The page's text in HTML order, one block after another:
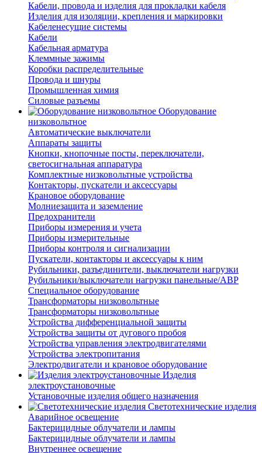
Кабели, провода и изделия для прокладки кабеля
Изделия для изоляции, крепления и маркировки
Кабеленесущие системы
Кабели
Кабельная арматура
Клеммные зажимы
Коробки распределительные
Провода и шнуры
Промышленная химия
Силовые разъемы
Оборудование
низковольтное
Автоматические выключатели
Аппараты защиты
Кнопки, кнопочные посты, переключатели,
светосигнальная аппаратура
Комплектные низковольтные устройства
Контакторы, пускатели и аксессуары
Крановое оборудование
Молниезащита и заземление
Предохранители
Приборы измерения и учета
Приборы измерительные
Приборы контроля и сигнализации
Пускатели, контакторы и аксессуары к ним
Рубильники, разъединители, выключатели нагрузки
Рубильники/выключатели нагрузки панельные/АВР
Специальное оборудование
Трансформаторы низковольтные
Трансформаторы низковольтные
Устройства дифференциальной защиты
Устройства защиты от дугового пробоя
Устройства управления электродвигателями
Устройства электропитания
Электродвигатели и крановое оборудование
Изделия
электроустановочные
Установочные изделия общего назначения
Светотехнические изделия
Аварийное освещение
Бактерицидные облучатели и лампы
Бактерицидные облучатели и лампы
Внутреннее освещение